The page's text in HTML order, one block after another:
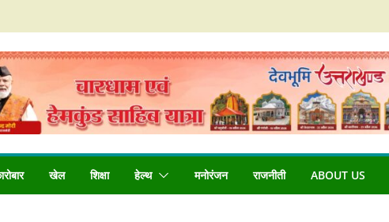
खेल शिक्षा हेल्थ मनोरंजन राजनीती ABOUT US